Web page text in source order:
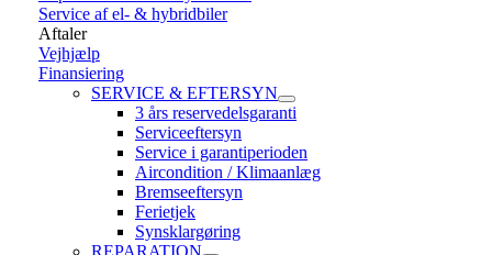
Service af el- & hybridbiler
Aftaler
Vejhjælp
Finansiering
SERVICE & EFTERSYN
3 års reservedelsgaranti
Serviceeftersyn
Service i garantiperioden
Aircondition / Klimaanlæg
Bremseeftersyn
Ferietjek
Synsklargøring
REPARATION